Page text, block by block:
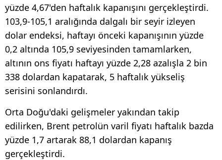
yüzde 4,67'den haftalık kapanışını gerçekleştirdi.
103,9-105,1 aralığında dalgalı bir seyir izleyen
dolar endeksi, haftayı önceki kapanışının yüzde
0,2 altında 105,9 seviyesinden tamamlarken,
altının ons fiyatı haftayı yüzde 2,28 azalışla 2 bin
338 dolardan kapatarak, 5 haftalık yükseliş
serisini sonlandırdı.
Orta Doğu'daki gelişmeler yakından takip
edilirken, Brent petrolün varil fiyatı haftalık bazda
yüzde 1,7 artarak 88,1 dolardan kapanış
gerçekleştirdi.